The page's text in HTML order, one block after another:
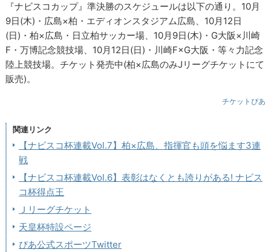
『ナビスコカップ』準決勝のスケジュールは以下の通り。10月
9日(木)・広島×柏・エディオンスタジアム広島、10月12日
(日)・柏×広島・日立柏サッカー場、10月9日(木)・G大阪×川崎
F・万博記念競技場、10月12日(日)・川崎F×G大阪・等々力記念
陸上競技場。チケット発売中(柏×広島のみJリーグチケットにて
販売)。
チケットぴあ
関連リンク
【ナビスコ杯連載Vol.7】柏×広島、指揮官も頭を悩ます3連
戦
【ナビスコ杯連載Vol.6】表彰はなくとも誇りがある! ナビス
コ杯得点王
Ｊリーグチケット
天皇杯特設ページ
ぴあ公式スポーツTwitter